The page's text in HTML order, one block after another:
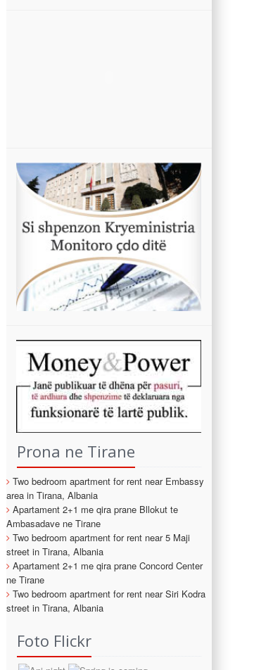
Prona ne Tirane
Two bedroom apartment for rent near Embassy
area in Tirana, Albania
Apartament 2+1 me qira prane Bllokut te
Ambasadave ne Tirane
Two bedroom apartment for rent near 5 Maji
street in Tirana, Albania
Apartament 2+1 me qira prane Concord Center
ne Tirane
Two bedroom apartment for rent near Siri Kodra
street in Tirana, Albania
Foto Flickr